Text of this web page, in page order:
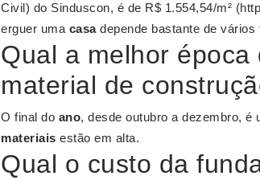
Civil) do Sinduscon, é de R$ 1.554,54/m²
erguer uma casadepende bastante de vários
Qual a melhor
material de
O final do ano, desde outubro a dezembro, é
materiais estão em alta.
Qual o custo da